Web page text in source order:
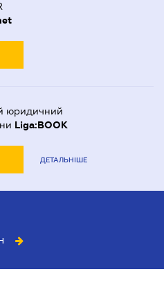
юридичний
Liga:BOOK
ДЕТАЛЬНІШЕ